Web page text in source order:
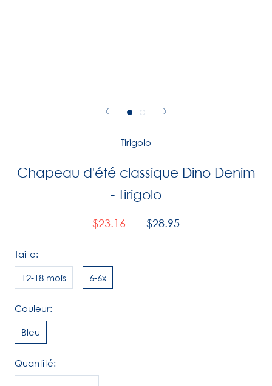
Tirigolo
Chapeau d'été classique Dino Denim
- Tirigolo
$23.16 $28.95
Taille:
12-18 mois 6-6x
Couleur:
Bleu
Quantité: